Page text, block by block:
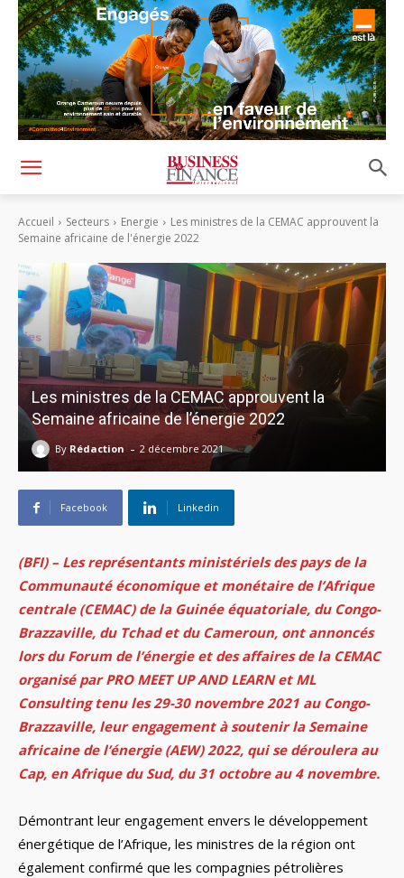
Accueil Secteurs Energie
Les ministres de la CEMAC approuvent la
Semaine africaine de l'énergie 2022
Les ministres de la CEMAC approuvent la
Semaine africaine de l’énergie 2022
By Rédaction - 2 décembre 2021
Facebook Linkedin
(BFI) – Les représentants ministériels des pays de la
Communauté économique et monétaire de l’Afrique
centrale (CEMAC) de la Guinée équatoriale, du Congo-
Brazzaville, du Tchad et du Cameroun, ont annoncés
lors du Forum de l’énergie et des affaires de la CEMAC
organisé par PRO MEET UP AND LEARN et ML
Consulting tenu les 29-30 novembre 2021 au Congo-
Brazzaville, leur engagement à soutenir la Semaine
africaine de l’énergie (AEW) 2022, qui se déroulera au
Cap, en Afrique du Sud, du 31 octobre au 4 novembre.
Démontrant leur engagement envers le développement
énergétique de l’Afrique, les ministres de la région ont
également confirmé que les compagnies pétrolières